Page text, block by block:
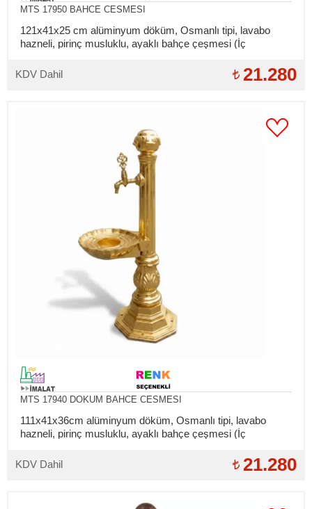
MTS 17950 BAHCE CESMESI
121x41x25 cm alüminyum döküm, Osmanlı tipi, lavabo
hazneli, pirinç musluklu, ayaklı bahçe çeşmesi (İç
KDV Dahil
21.280
MTS 17940 DOKUM BAHCE CESMESI
111x41x36cm alüminyum döküm, Osmanlı tipi, lavabo
hazneli, pirinç musluklu, ayaklı bahçe çeşmesi (İç
KDV Dahil
21.280